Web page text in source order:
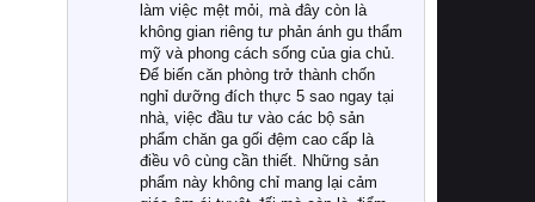
làm việc mệt mỏi, mà đây còn là
không gian riêng tư phản ánh gu thẩm
mỹ và phong cách sống của gia chủ.
Để biến căn phòng trở thành chốn
nghỉ dưỡng đích thực 5 sao ngay tại
nhà, việc đầu tư vào các bộ sản
phẩm chăn ga gối đệm cao cấp là
điều vô cùng cần thiết. Những sản
phẩm này không chỉ mang lại cảm